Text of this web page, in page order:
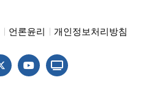
언론윤리 개인정보처리방침